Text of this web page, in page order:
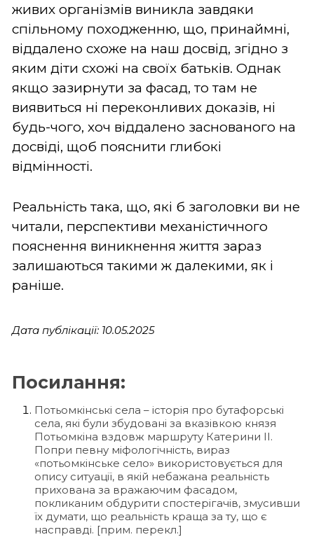
живих організмів виникла завдяки
спільному походженню, що, принаймні,
віддалено схоже на наш досвід, згідно з
яким діти схожі на своїх батьків. Однак
якщо зазирнути за фасад, то там не
виявиться ні переконливих доказів, ні
будь-чого, хоч віддалено заснованого на
досвіді, щоб пояснити глибокі
відмінності.
Реальність така, що, які б заголовки ви не
читали, перспективи механістичного
пояснення виникнення життя зараз
залишаються такими ж далекими, як і
раніше.
Дата публікації: 10.05.2025
Посилання:
Потьомкінські села – історія про бутафорські
села, які були збудовані за вказівкою князя
Потьомкіна вздовж маршруту Катерини II.
Попри певну міфологічність, вираз
«потьомкінське село» використовується для
опису ситуації, в якій небажана реальність
прихована за вражаючим фасадом,
покликаним обдурити спостерігачів, змусивши
їх думати, що реальність краща за ту, що є
насправді. [прим. перекл.]